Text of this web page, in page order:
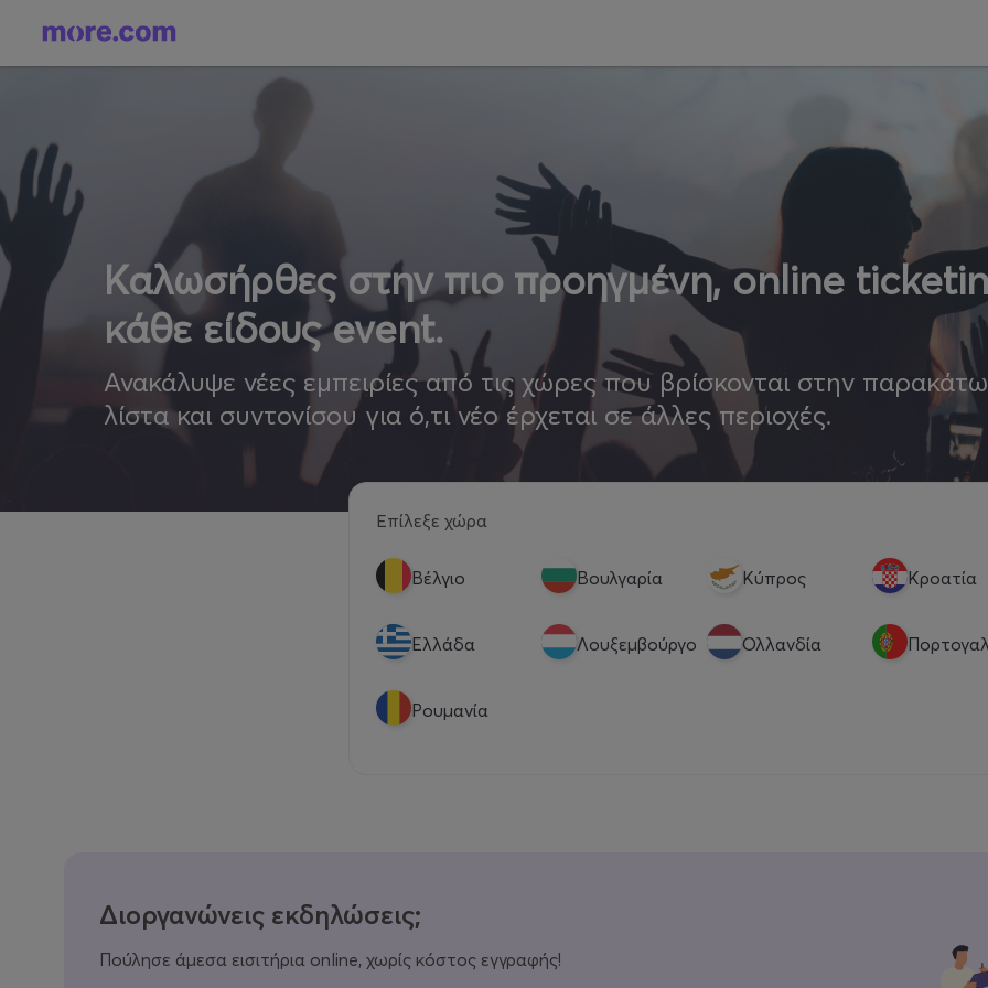
Καλωσήρθες στην πιο προηγμένη, online
κάθε είδους event.
Ανακάλυψε νέες εμπειρίες από τις χώρες που βρίσκονται στην παρακάτω
λίστα και συντονίσου για ό,τι νέο έρχεται σε άλλες περιοχές.
Επίλεξε χώρα
Βέλγιο Βουλγαρία Κύπρος Κροατία
Eλλάδα Λουξεμβούργο Ολλανδία
Ρουμανία
Διοργανώνεις εκδηλώσεις;
Πούλησε άμεσα εισιτήρια online, χωρίς κόστος εγγραφής!